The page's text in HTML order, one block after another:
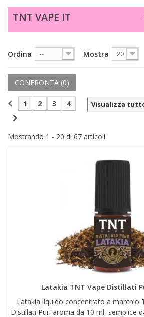
FORNITURE ESTETICA
SEXY SHOP
CURA DELLA PERSONA
ILLUMINAZIONE
AREA RIVENDITORI
DICONO DI NOI
TNT VAPE IT
Ordina -- Mostra 20
CONFRONTA (0)
Visualizza
1 2 3 4
Mostrando 1 - 20 di 67 articoli
Latakia TNT Vape Distillati
Latakia liquido concentrato a marchio
Distillati Puri aroma da 10 ml, semplice